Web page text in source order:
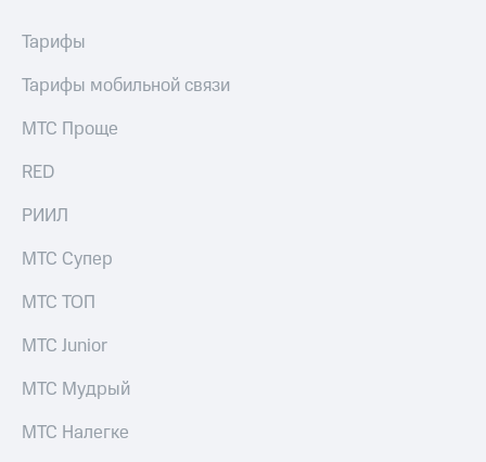
Тарифы
Тарифы мобильной связи
МТС Проще
RED
РИИЛ
МТС Супер
МТС ТОП
МТС Junior
МТС Мудрый
МТС Налегке